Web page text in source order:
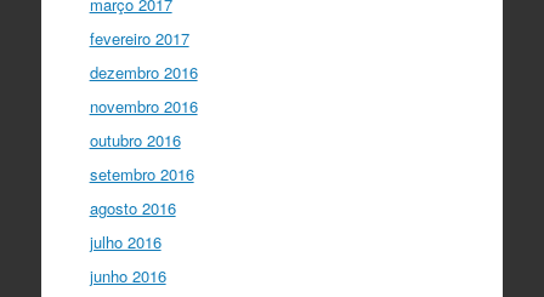
fevereiro 2017
dezembro 2016
novembro 2016
outubro 2016
setembro 2016
agosto 2016
julho 2016
junho 2016